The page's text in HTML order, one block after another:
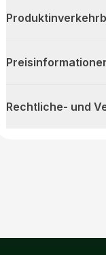
Rechtliche- und